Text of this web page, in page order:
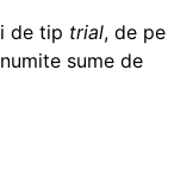
de tip trial, de pe
sume de